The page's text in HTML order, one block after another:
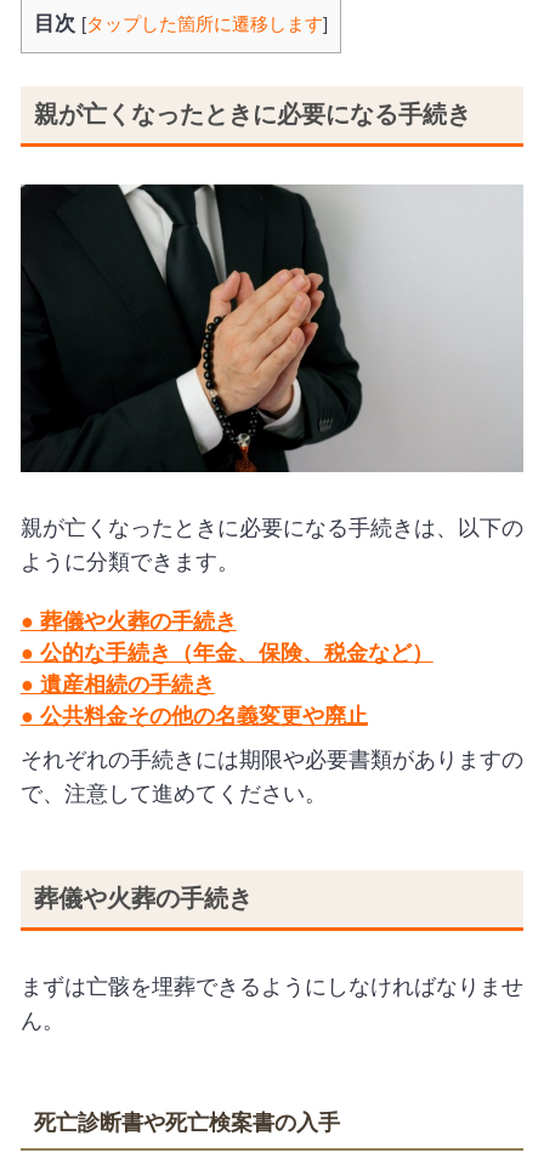
目次 [タップした箇所に遷移します]
親が亡くなったときに必要になる手続き
親が亡くなったときに必要になる手続きは、以下の
ように分類できます。
● 葬儀や火葬の手続き
● 公的な手続き（年金、保険、税金など）
● 遺産相続の手続き
● 公共料金その他の名義変更や廃止
それぞれの手続きには期限や必要書類がありますの
で、注意して進めてください。
葬儀や火葬の手続き
まずは亡骸を埋葬できるようにしなければなりませ
ん。
死亡診断書や死亡検案書の入手